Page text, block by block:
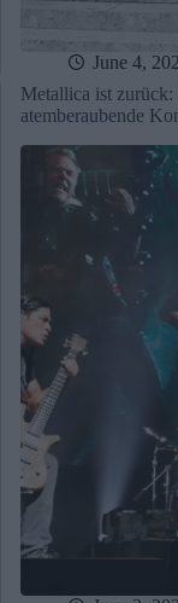
June 4,
Metallica ist zurück:
atemberaubende